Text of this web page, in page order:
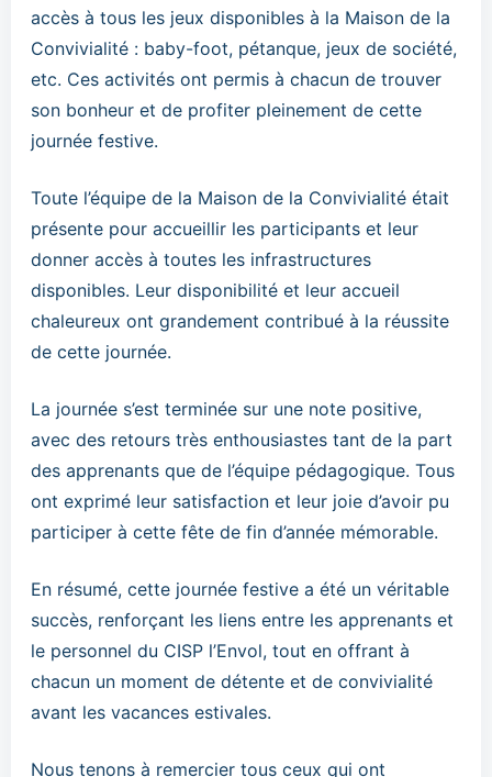
accès à tous les jeux disponibles à la Maison de la
Convivialité : baby-foot, pétanque, jeux de société,
etc. Ces activités ont permis à chacun de trouver
son bonheur et de profiter pleinement de cette
journée festive.
Toute l’équipe de la Maison de la Convivialité était
présente pour accueillir les participants et leur
donner accès à toutes les infrastructures
disponibles. Leur disponibilité et leur accueil
chaleureux ont grandement contribué à la réussite
de cette journée.
La journée s’est terminée sur une note positive,
avec des retours très enthousiastes tant de la part
des apprenants que de l’équipe pédagogique. Tous
ont exprimé leur satisfaction et leur joie d’avoir pu
participer à cette fête de fin d’année mémorable.
En résumé, cette journée festive a été un véritable
succès, renforçant les liens entre les apprenants et
le personnel du CISP l’Envol, tout en offrant à
chacun un moment de détente et de convivialité
avant les vacances estivales.
Nous tenons à remercier tous ceux qui ont